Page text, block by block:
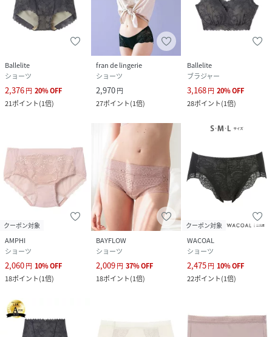
Ballelite
ショーツ
2,376円 20%OFF
21ポイント(1倍)
fran de lingerie
ショーツ
2,970円
27ポイント(1倍)
Ballelite
ブラジャー
3,168円 20%OFF
28ポイント(1倍)
クーポン対象
AMPHI
ショーツ
2,060円 10%OFF
18ポイント(1倍)
BAYFLOW
ショーツ
2,009円 37%OFF
18ポイント(1倍)
クーポン対象
WACOAL
ショーツ
2,475円 10%OFF
22ポイント(1倍)